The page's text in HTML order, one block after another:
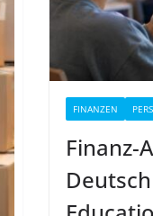
FINANZEN
Finanz-